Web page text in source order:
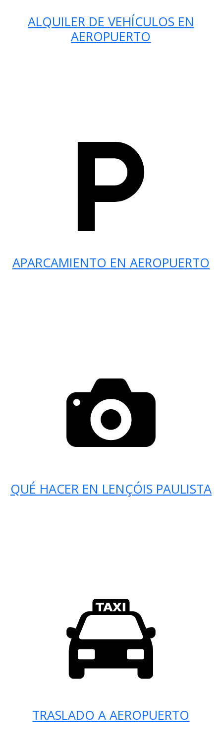
ALQUILER DE VEHÍCULOS EN
AEROPUERTO
APARCAMIENTO EN AEROPUERTO
QUÉ HACER EN LENÇÓIS PAULISTA
TRASLADO A AEROPUERTO